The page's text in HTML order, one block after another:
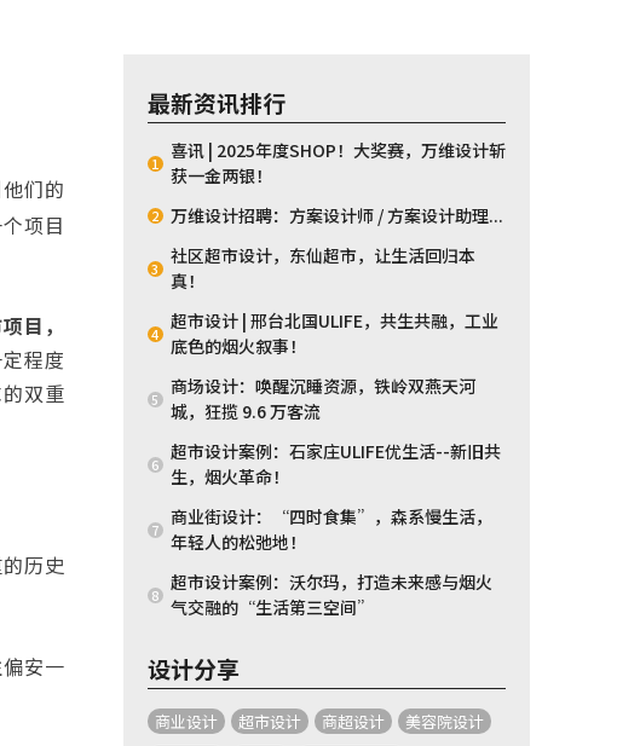
们的
项目
目，
程度
双重
历史
安一
最新资讯排行
1
喜讯 | 2025年度SHOP！大奖赛，万维设计斩
获一金两银！
2 万维设计招聘：方案设计师 / 方案设计助理...
3
社区超市设计，东仙超市，让生活回归本
真！
4
超市设计 | 邢台北国ULIFE，共生共融，工业
底色的烟火叙事！
5
商场设计：唤醒沉睡资源，铁岭双燕天河
城，狂揽 9.6 万客流
6
超市设计案例：石家庄ULIFE优生活--新旧共
生，烟火革命！
7
商业街设计：“四时食集”，森系慢生活，
年轻人的松弛地！
8
超市设计案例：沃尔玛，打造未来感与烟火
气交融的“生活第三空间”
设计分享
商业设计 超市设计 商超设计
美容院设计